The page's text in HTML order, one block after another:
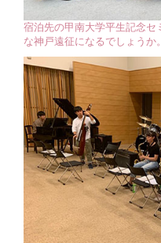
宿泊先の甲南大学平生記念セ
な神戸遠征になるでしょうか。